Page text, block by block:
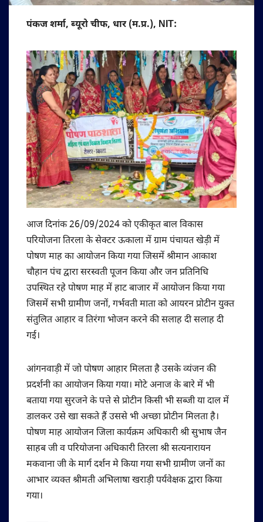
पंकज शर्मा, ब्यूरो चीफ, धार (म.प्र.), NIT:
आज दिनांक 26/09/2024 को एकीकृत बाल विकास
परियोजना तिरला के सेक्टर ऊकाला में ग्राम पंचायत खेड़ी में
पोषण माह का आयोजन किया गया जिसमें श्रीमान आकाश
चौहान पंच द्वारा सरस्वती पूजन किया और जन प्रतिनिधि
उपस्थित रहे पोषण माह में हाट बाजार में आयोजन किया गया
जिसमें सभी ग्रामीण जनों, गर्भवती माता को आयरन प्रोटीन युक्त
संतुलित आहार व तिरंगा भोजन करने की सलाह दी सलाह दी
गई।
आंगनवाड़ी में जो पोषण आहार मिलता है उसके व्यंजन की
प्रदर्शनी का आयोजन किया गया। मोटे अनाज के बारे में भी
बताया गया सुरजने के पत्ते से प्रोटीन किसी भी सब्जी या दाल में
डालकर उसे खा सकते हैं उससे भी अच्छा प्रोटीन मिलता है।
पोषण माह आयोजन जिला कार्यक्रम अधिकारी श्री सुभाष जैन
साहब जी व परियोजना अधिकारी तिरला श्री सत्यनारायन
मकवाना जी के मार्ग दर्शन मे किया गया सभी ग्रामीण जनों का
आभार व्यक्त श्रीमती अभिलाषा खराड़ी पर्यवेक्षक द्वारा किया
गया।